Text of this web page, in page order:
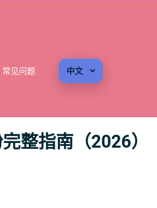
常见问题 中文
整指南（2026）｜